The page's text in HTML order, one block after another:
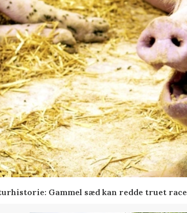
Gammel sæd kan redde truet race